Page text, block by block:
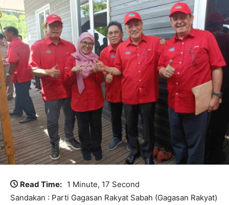
Read Time: 1 Minute, 17 Second
Sandakan : Parti Gagasan Rakyat Sabah (Gagasan Rakyat)